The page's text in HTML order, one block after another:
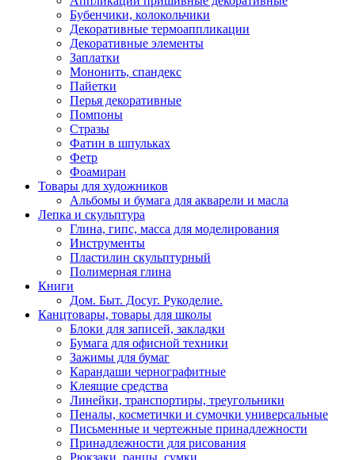
Бубенчики, колокольчики
Декоративные термоаппликации
Декоративные элементы
Заплатки
Мононить, спандекс
Пайетки
Перья декоративные
Помпоны
Стразы
Фатин в шпульках
Фетр
Фоамиран
Товары для художников
Альбомы и бумага для акварели и масла
Лепка и скульптура
Глина, гипс, масса для моделирования
Инструменты
Пластилин скульптурный
Полимерная глина
Книги
Дом. Быт. Досуг. Рукоделие.
Канцтовары, товары для школы
Блоки для записей, закладки
Бумага для офисной техники
Зажимы для бумаг
Карандаши чернографитные
Клеящие средства
Линейки, транспортиры, треугольники
Пеналы, косметички и сумочки универсальные
Письменные и чертежные принадлежности
Принадлежности для рисования
Рюкзаки, ранцы, сумки